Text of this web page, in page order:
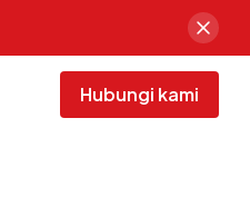
Hubungi kami